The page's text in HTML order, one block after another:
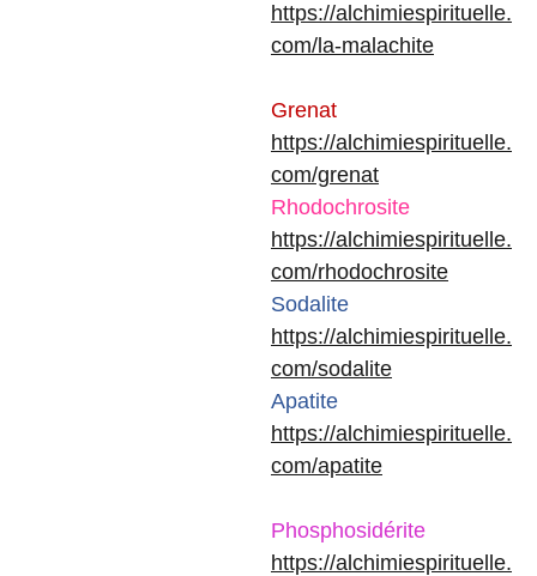
https://alchimiespirituelle.
com/la-malachite
Grenat
https://alchimiespirituelle.
com/grenat
Rhodochrosite
https://alchimiespirituelle.
com/rhodochrosite
Sodalite
https://alchimiespirituelle.
com/sodalite
Apatite
https://alchimiespirituelle.
com/apatite
Phosphosidérite
https://alchimiespirituelle.